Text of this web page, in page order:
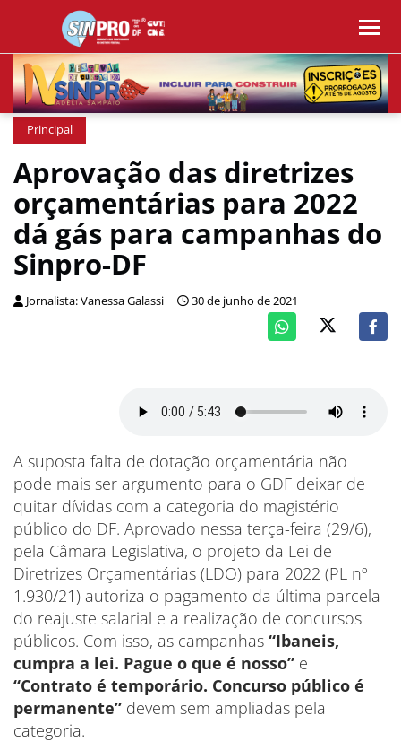
Principal
Aprovação das diretrizes
orçamentárias para 2022
dá gás para campanhas do
Sinpro-DF
Jornalista: Vanessa Galassi 30 de junho de 2021
A suposta falta de dotação orçamentária não
pode mais ser argumento para o GDF deixar de
quitar dívidas com a categoria do magistério
público do DF. Aprovado nessa terça-feira (29/6),
pela Câmara Legislativa, o projeto da Lei de
Diretrizes Orçamentárias (LDO) para 2022 (PL nº
1.930/21) autoriza o pagamento da última parcela
do reajuste salarial e a realização de concursos
públicos. Com isso, as campanhas “Ibaneis,
cumpra a lei. Pague o que é nosso” e
“Contrato é temporário. Concurso público é
permanente” devem sem ampliadas pela
categoria.